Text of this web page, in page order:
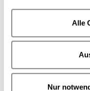
Alle
Nur
Was die